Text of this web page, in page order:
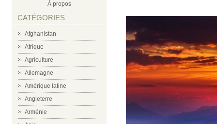
À propos
CATÉGORIES
Afghanistan
Afrique
Agriculture
Allemagne
Amérique latine
Angleterre
Arménie